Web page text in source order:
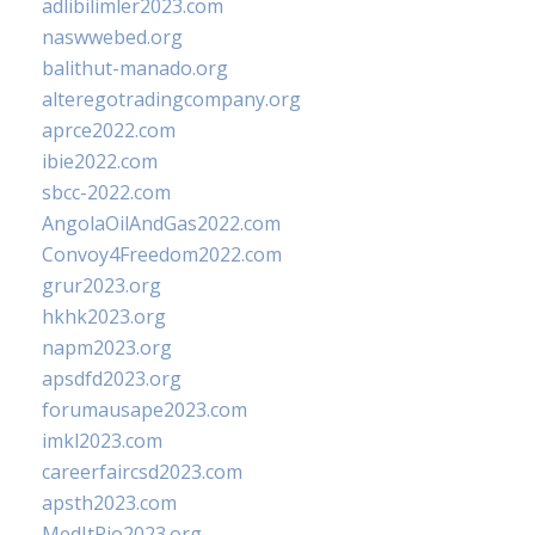
adlibilimler2023.com
naswwebed.org
balithut-manado.org
alteregotradingcompany.org
aprce2022.com
ibie2022.com
sbcc-2022.com
AngolaOilAndGas2022.com
Convoy4Freedom2022.com
grur2023.org
hkhk2023.org
napm2023.org
apsdfd2023.org
forumausape2023.com
imkl2023.com
careerfaircsd2023.com
apsth2023.com